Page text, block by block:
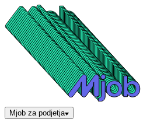
Mjob za podjetja